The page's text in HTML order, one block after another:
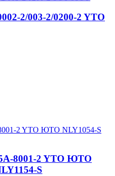
2/003-2/0200-2 YTO
8001-2 YTO ЮТО
S